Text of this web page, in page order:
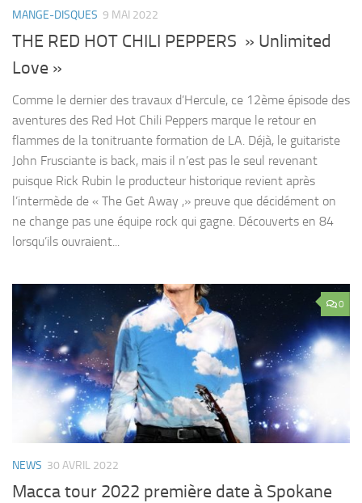
MANGE-DISQUES 9 MAI 2022
THE RED HOT CHILI PEPPERS » Unlimited
Love »
Comme le dernier des travaux d’Hercule, ce 12ème épisode des
aventures des Red Hot Chili Peppers marque le retour en
flammes de la tonitruante formation de LA. Déjà, le guitariste
John Frusciante is back, mais il n’est pas le seul revenant
puisque Rick Rubin le producteur historique revient après
l’intermède de « The Get Away ,» preuve que décidément on
ne change pas une équipe rock qui gagne. Découverts en 84
lorsqu’ils ouvraient...
0
NEWS 30 AVRIL 2022
Macca tour 2022 première date à Spokane